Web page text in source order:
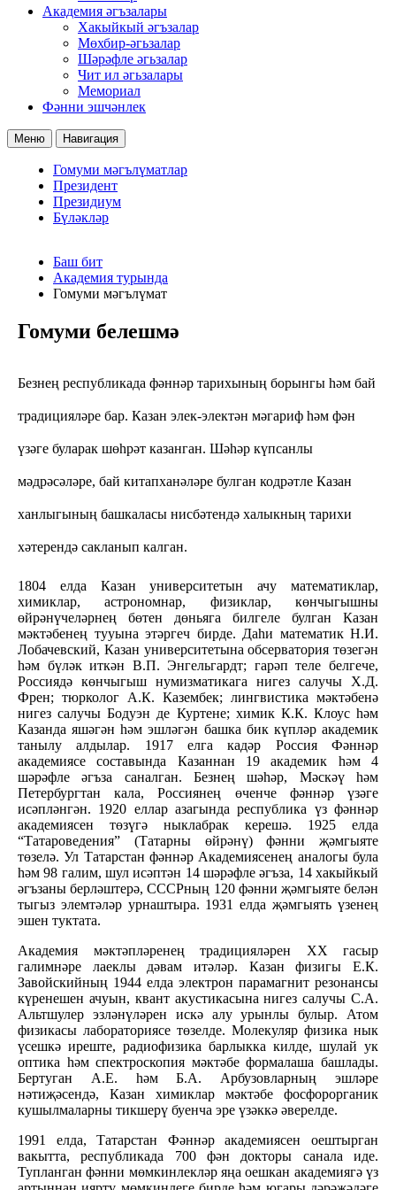
Академия әгъзалары
Хакыйкый әгъзалар
Мөхбир-әгьзалар
Шәрәфле әгьзалар
Чит ил әгьзалары
Мемориал
Фәнни эшчәнлек
Меню Навигация
Гомуми мәгълүматлар
Президент
Президиум
Бүләкләр
Баш бит
Академия турында
Гомуми мәгълүмат
Гомуми белешмә
Безнең республикада фәннәр тарихының борынгы һәм бай
традицияләре бар. Казан элек-электән мәгариф һәм фән
үзәге буларак шөһрәт казанган. Шәһәр күпсанлы
мәдрәсәләре, бай китапханәләре булган кодрәтле Казан
ханлыгының башкаласы нисбәтендә халыкның тарихи
хәтерендә сакланып калган.
1804 елда Казан университетын ачу математиклар,
химиклар, астрономнар, физиклар, көнчыгышны
өйрәнүчеләрнең бөтен дөньяга билгеле булган Казан
мәктәбенең тууына этәргеч бирде. Даһи математик Н.И.
Лобачевский, Казан университетына обсерватория төзегән
һәм бүләк иткән В.П. Энгельгардт; гарәп теле белгече,
Россиядә көнчыгыш нумизматикага нигез салучы Х.Д.
Френ; тюрколог А.К. Казембек; лингвистика мәктәбенә
нигез салучы Бодуэн де Куртене; химик К.К. Клоус һәм
Казанда яшәгән һәм эшләгән башка бик күпләр академик
танылу алдылар. 1917 елга кадәр Россия Фәннәр
академиясе составында Казаннан 19 академик һәм 4
шәрәфле әгъза саналган. Безнең шәһәр, Мәскәү һәм
Петербургтан кала, Россиянең өченче фәннәр үзәге
исәпләнгән. 1920 еллар азагында республика үз фәннәр
академиясен төзүгә ныклабрак керешә. 1925 елда
“Татароведения” (Татарны өйрәнү) фәнни җәмгыяте
төзелә. Ул Татарстан фәннәр Академиясенең аналогы була
һәм 98 галим, шул исәптән 14 шәрәфле әгъза, 14 хакыйкый
әгъзаны берләштерә, СССРның 120 фәнни җәмгыяте белән
тыгыз элемтәләр урнаштыра. 1931 елда җәмгыять үзенең
эшен туктата.
Академия мәктәпләренең традицияләрен ХХ гасыр
галимнәре лаеклы дәвам итәләр. Казан физигы Е.К.
Завойскийның 1944 елда электрон парамагнит резонансы
күренешен ачуын, квант акустикасына нигез салучы С.А.
Альтшулер эзләнүләрен искә алу урынлы булыр. Атом
физикасы лабораториясе төзелде. Молекуляр физика нык
үсешкә иреште, радиофизика барлыкка килде, шулай ук
оптика һәм спектроскопия мәктәбе формалаша башлады.
Бертуган А.Е. һәм Б.А. Арбузовларның эшләре
нәтиҗәсендә, Казан химиклар мәктәбе фосфорорганик
кушылмаларны тикшерү буенча эре үзәккә әверелде.
1991 елда, Татарстан Фәннәр академиясен оештырган
вакытта, республикада 700 фән докторы санала иде.
Тупланган фәнни мөмкинлекләр яңа оешкан академиягә үз